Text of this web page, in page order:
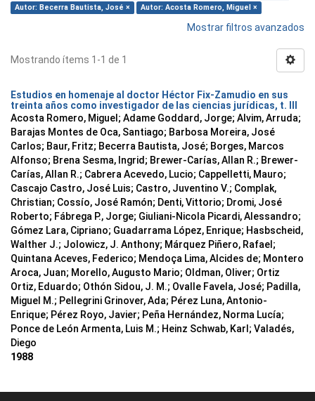
Autor: Becerra Bautista, José ×
Autor: Acosta Romero, Miguel ×
Mostrar filtros avanzados
Mostrando ítems 1-1 de 1
Estudios en homenaje al doctor Héctor Fix-Zamudio en sus
treinta años como investigador de las ciencias jurídicas, t. III
Acosta Romero, Miguel; Adame Goddard, Jorge; Alvim, Arruda;
Barajas Montes de Oca, Santiago; Barbosa Moreira, José
Carlos; Baur, Fritz; Becerra Bautista, José; Borges, Marcos
Alfonso; Brena Sesma, Ingrid; Brewer-Carías, Allan R.; Brewer-
Carías, Allan R.; Cabrera Acevedo, Lucio; Cappelletti, Mauro;
Cascajo Castro, José Luis; Castro, Juventino V.; Complak,
Christian; Cossío, José Ramón; Denti, Vittorio; Dromi, José
Roberto; Fábrega P., Jorge; Giuliani-Nicola Picardi, Alessandro;
Gómez Lara, Cipriano; Guadarrama López, Enrique; Hasbscheid,
Walther J.; Jolowicz, J. Anthony; Márquez Piñero, Rafael;
Quintana Aceves, Federico; Mendoça Lima, Alcides de; Montero
Aroca, Juan; Morello, Augusto Mario; Oldman, Oliver; Ortiz
Ortiz, Eduardo; Othón Sidou, J. M.; Ovalle Favela, José; Padilla,
Miguel M.; Pellegrini Grinover, Ada; Pérez Luna, Antonio-
Enrique; Pérez Royo, Javier; Peña Hernández, Norma Lucía;
Ponce de León Armenta, Luis M.; Heinz Schwab, Karl; Valadés,
Diego
1988